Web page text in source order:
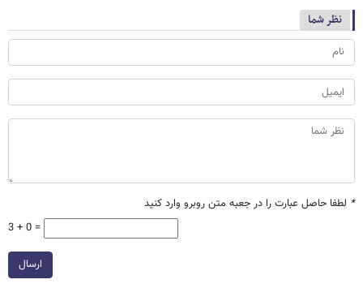
نظر شما
* لطفا حاصل عبارت را در جعبه متن روبرو وارد کنید
3 + 0 =
ارسال